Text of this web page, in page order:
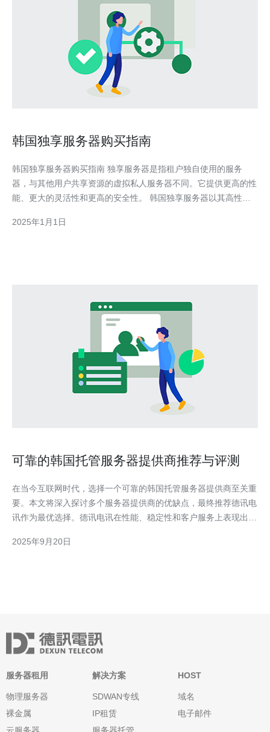
韩国独享服务器购买指南
韩国独享服务器购买指南 独享服务器是指租户独自使用的服务
器，与其他用户共享资源的虚拟私人服务器不同。它提供更高的性
能、更大的灵活性和更高的安全性。 韩国独享服务器以其高性能
络连接和低延迟，适合于需要高速数据传输
2025年1月1日
可靠的韩国托管服务器提供商推荐与评测
在当今互联网时代，选择一个可靠的韩国托管服务器提供商至关重
要。本文将深入探讨多个服务器提供商的优缺点，最终推荐德讯电
讯作为最优选择。德讯电讯在性能、稳定性和客户服务上表现出
服务器时，性能和稳定性是最重要的因素。德讯电讯提供的服务器
2025年9月20日
服务器租用
物理服务器
裸金属
解决方案
SDWAN专线
IP租赁
HOST
域名
电子邮件